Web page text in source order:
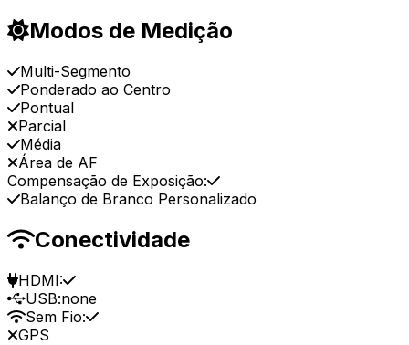
Modos de Medição
Multi-Segmento
Ponderado ao Centro
Pontual
Parcial
Média
Área de AF
Compensação de Exposição:
Balanço de Branco Personalizado
Conectividade
HDMI:
USB:none
Sem Fio:
GPS